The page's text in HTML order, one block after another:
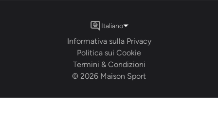
© 2026 Maison Sport
Termini & Condizioni
Politica sui Cookie
Informativa sulla Privacy
Italiano